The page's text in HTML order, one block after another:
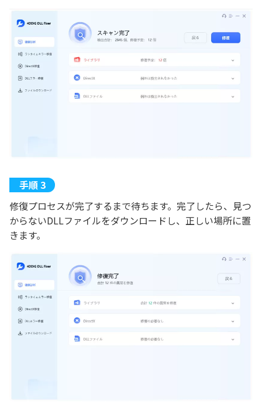
修復プロセスが完了するまで待ちます。完了したら、見つ
からないDLLファイルをダウンロードし、正しい場所に置
きます。